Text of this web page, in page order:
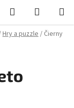
Hľadať
KOŠÍK
Hry a puzzle/ Čierny